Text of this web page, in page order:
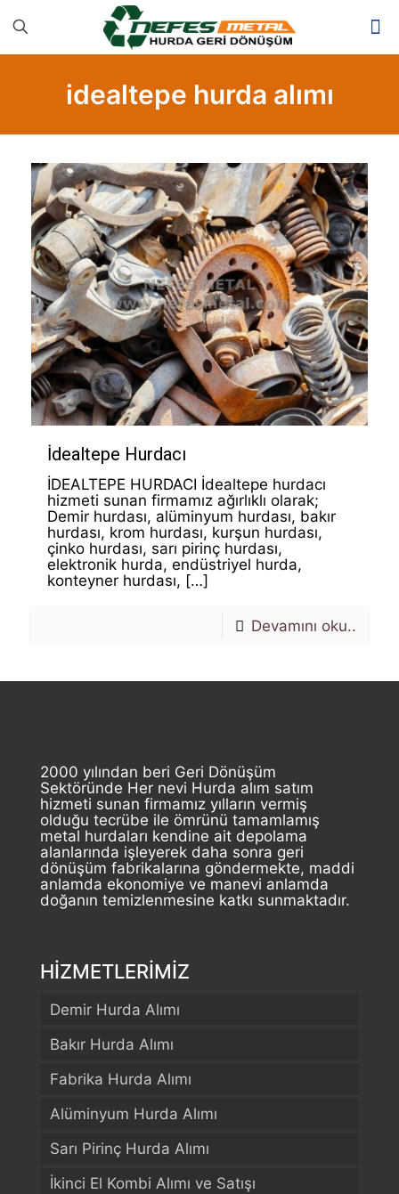
idealtepe hurda alımı
İdealtepe Hurdacı
İDEALTEPE HURDACI İdealtepe hurdacı
hizmeti sunan firmamız ağırlıklı olarak;
Demir hurdası, alüminyum hurdası, bakır
hurdası, krom hurdası, kurşun hurdası,
çinko hurdası, sarı pirinç hurdası,
elektronik hurda, endüstriyel hurda,
konteyner hurdası, […]
Devamını oku..
2000 yılından beri Geri Dönüşüm
Sektöründe Her nevi Hurda alım satım
hizmeti sunan firmamız yılların vermiş
olduğu tecrübe ile ömrünü tamamlamış
metal hurdaları kendine ait depolama
alanlarında işleyerek daha sonra geri
dönüşüm fabrikalarına göndermekte, maddi
anlamda ekonomiye ve manevi anlamda
doğanın temizlenmesine katkı sunmaktadır.
HİZMETLERİMİZ
Demir Hurda Alımı
Bakır Hurda Alımı
Fabrika Hurda Alımı
Alüminyum Hurda Alımı
Sarı Pirinç Hurda Alımı
İkinci El Kombi Alımı ve Satışı